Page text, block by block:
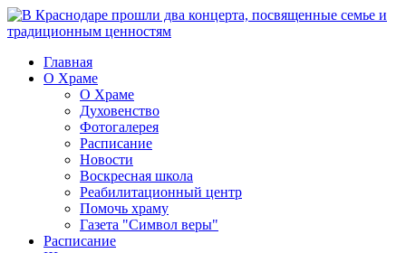
Главная
О Храме
О Храме
Духовенство
Фотогалерея
Расписание
Новости
Воскресная школа
Реабилитационный центр
Помочь храму
Газета "Символ веры"
Расписание